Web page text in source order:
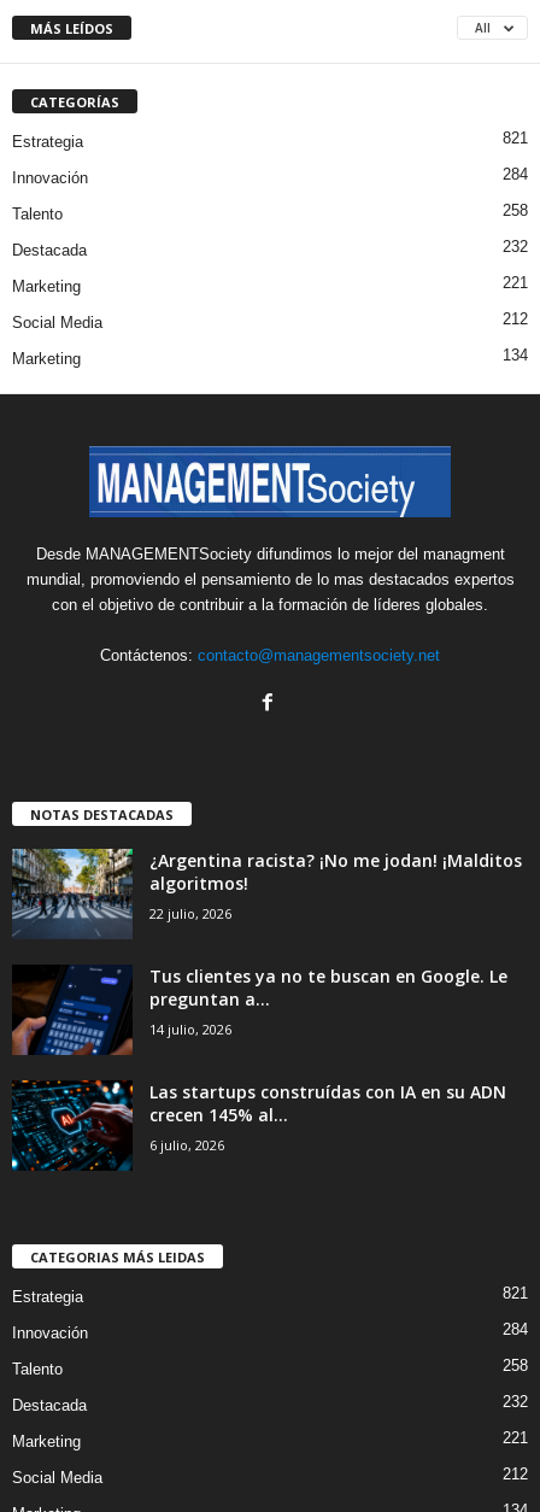
MÁS LEÍDOS All
CATEGORÍAS
Estrategia 821
Innovación 284
Talento 258
Destacada 232
Marketing 221
Social Media 212
Marketing 134
Desde MANAGEMENTSociety difundimos lo mejor del managment
mundial, promoviendo el pensamiento de lo mas destacados expertos
con el objetivo de contribuir a la formación de líderes globales.
Contáctenos: contacto@managementsociety.net
NOTAS DESTACADAS
¿Argentina racista? ¡No me jodan! ¡Malditos
algoritmos!
22 julio, 2026
Tus clientes ya no te buscan en Google. Le
preguntan a...
14 julio, 2026
Las startups construídas con IA en su ADN
crecen 145% al...
6 julio, 2026
CATEGORIAS MÁS LEIDAS
Estrategia 821
Innovación 284
Talento 258
Destacada 232
Marketing 221
Social Media 212